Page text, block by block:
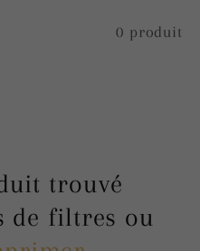
0 produit
trouvé
de filtres ou